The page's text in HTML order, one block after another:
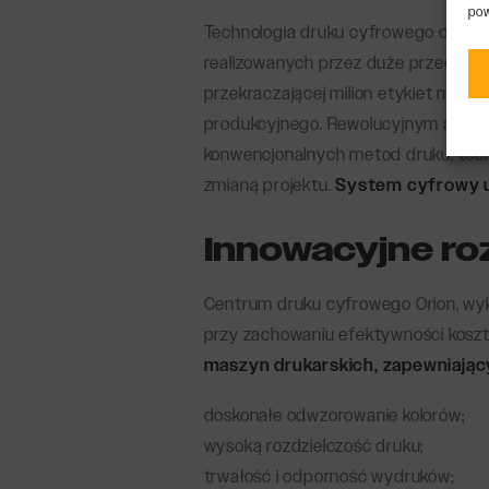
Technologia druku cyfrowego
realizowanych przez duże
przekraczającej milion etykiet
produkcyjnego. Rewolucyjnym
konwencjonalnych metod druku,
zmianą projektu.System cyfrowy
Innowacyjne
Centrum druku cyfrowego Orion,
przy zachowaniu efektywności
maszyn drukarskich,
doskonałe odwzorowanie kolorów;
wysoką rozdzielczość druku;
trwałość i odporność wydruków;